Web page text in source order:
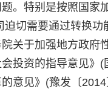
。特别是按照国家
切需要通过转换
关于加强地方政府
投资的指导意见
意见》(豫发〔